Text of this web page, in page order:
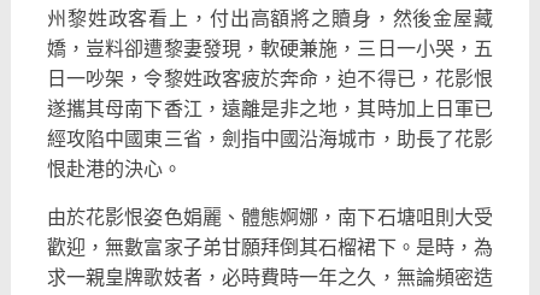
州黎姓政客看上，付出高額將之贖身，然後金屋藏
嬌，豈料卻遭黎妻發現，軟硬兼施，三日一小哭，五
日一吵架，令黎姓政客疲於奔命，迫不得已，花影恨
遂攜其母南下香江，遠離是非之地，其時加上日軍已
經攻陷中國東三省，劍指中國沿海城市，助長了花影
恨赴港的決心。
由於花影恨姿色娟麗、體態婀娜，南下石塘咀則大受
歡迎，無數富家子弟甘願拜倒其石榴裙下。是時，為
求一親皇牌歌妓者，必時費時一年之久，無論頻密造